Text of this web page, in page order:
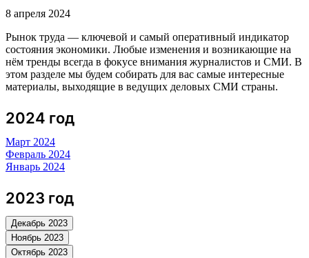
8 апреля 2024
Рынок труда — ключевой и самый оперативный индикатор
состояния экономики. Любые изменения и возникающие на
нём тренды всегда в фокусе внимания журналистов и СМИ. В
этом разделе мы будем собирать для вас самые интересные
материалы, выходящие в ведущих деловых СМИ страны.
2024 год
Март 2024
Февраль 2024
Январь 2024
2023 год
Декабрь 2023
Ноябрь 2023
Октябрь 2023